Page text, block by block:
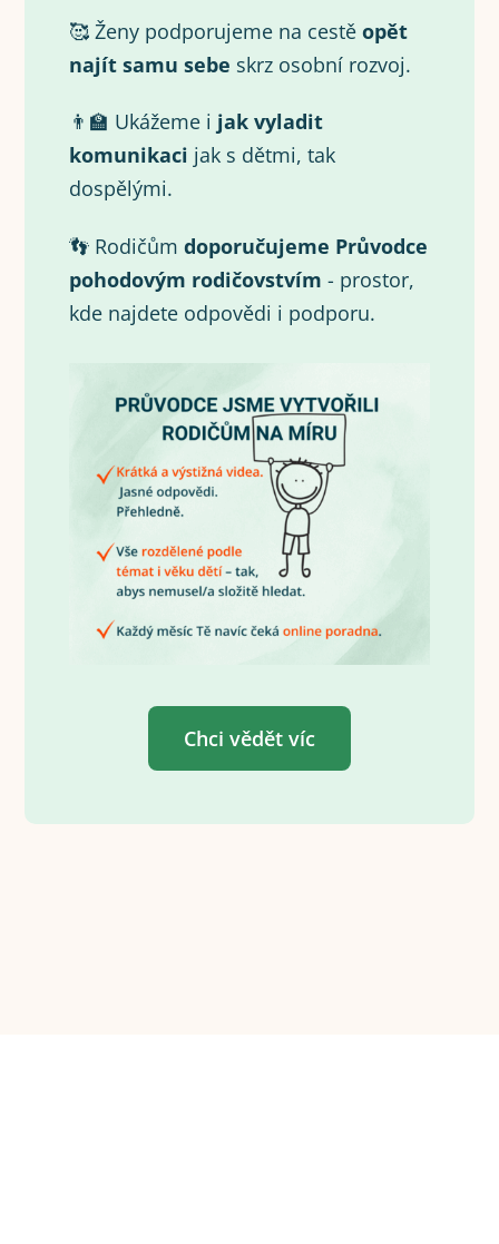
🥰 Ženy podporujeme na cestěopět
najít samu sebe skrz osobní rozvoj.
👨‍🏫 Ukážeme i jak vyladit
komunikaci jak s dětmi, tak
dospělými.
👣 Rodičůmdoporučujeme Průvodce
pohodovým rodičovstvím - prostor,
kde najdete odpovědi i podporu.
Chci vědět víc